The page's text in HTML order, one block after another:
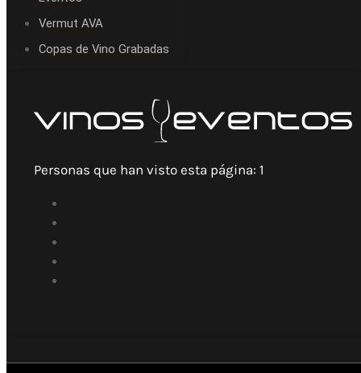
Vermut AVA
Copas de Vino Grabadas
Personas que han visto esta página: 1